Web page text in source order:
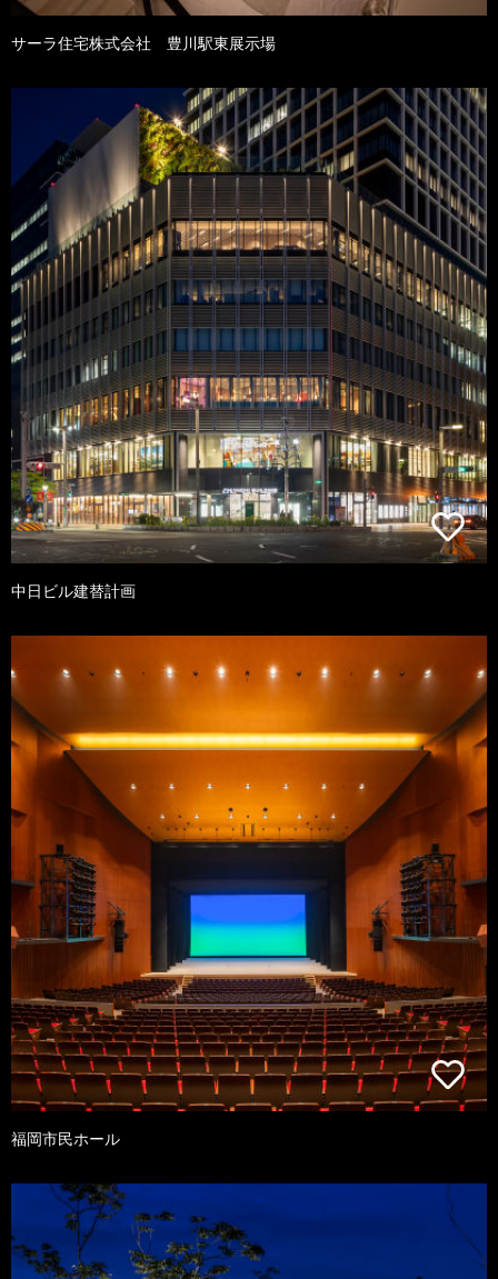
サーラ住宅株式会社 豊川駅東展示場
中日ビル建替計画
福岡市民ホール